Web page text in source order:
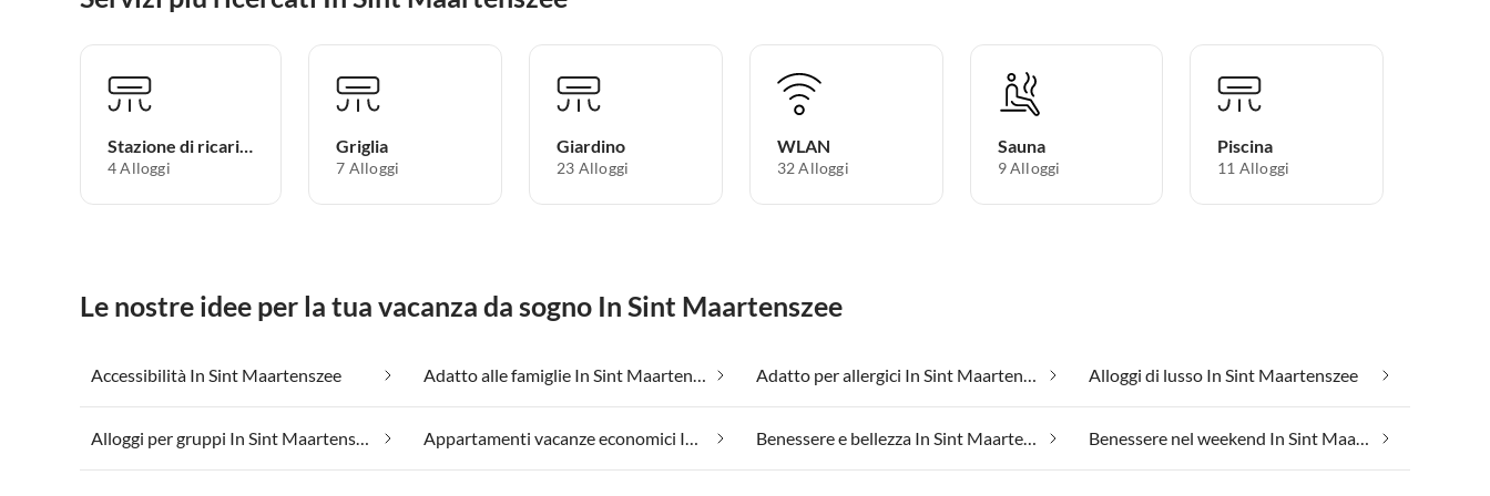
Stazione di ricarica per auto elettriche
4 Alloggi
Griglia
7 Alloggi
Giardino
23 Alloggi
WLAN
32 Alloggi
Sauna
9 Alloggi
Piscina
11 Alloggi
Le nostre idee per la tua vacanza da sogno In Sint Maartenszee
Accessibilità In Sint Maartenszee Adatto alle famiglie In Sint Maartenszee Adatto per allergici In Sint Maartenszee Alloggi di lusso In Sint Maartenszee
Alloggi per gruppi In Sint Maartenszee Appartamenti vacanze economici In Sint Maartenszee Benessere e bellezza In Sint Maartenszee Benessere nel weekend In Sint Maartenszee